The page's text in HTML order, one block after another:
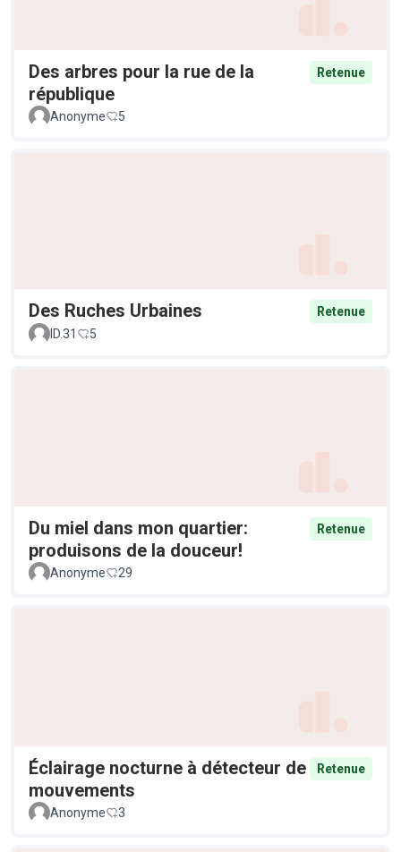
Des arbres pour la rue de la
république
Retenue
Anonyme 5
Des Ruches Urbaines
Retenue
ID.31
5
Du miel dans mon quartier:
produisons de la douceur!
Retenue
Anonyme 29
Éclairage nocturne à détecteur de
mouvements
Retenue
Anonyme 3